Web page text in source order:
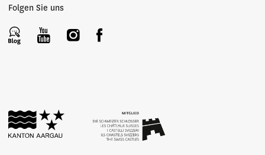
Folgen Sie uns